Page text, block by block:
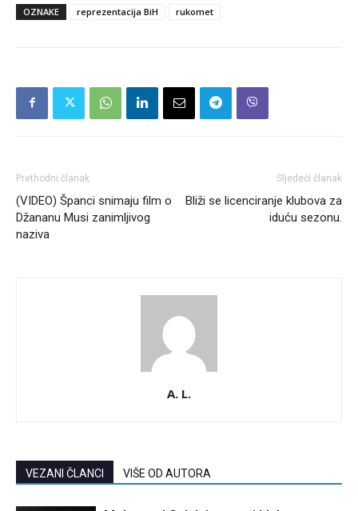
OZNAKE reprezentacija BiH rukomet
Prethodni članak
(VIDEO) Španci snimaju film o
Džananu Musi zanimljivog
naziva
Sljedeći članak
Bliži se licenciranje klubova za
iduću sezonu.
A. L.
VEZANI ČLANCI VIŠE OD AUTORA